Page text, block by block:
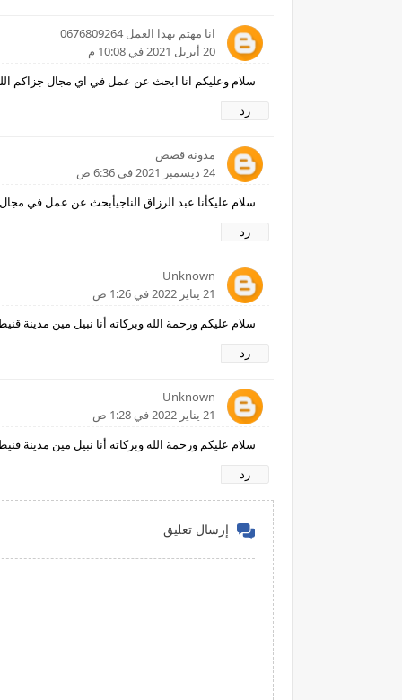
انا مهتم بهذا العمل 0676809264
20 أبريل 2021 في 10:08 م
سلام وعليكم انا ابحث عن عمل في اي مجال جزاكم الله خيرا
رد
مدونة قصص
24 ديسمبر 2021 في 6:36 ص
سلام عليكأنا عبد الرزاق الناجيأبحث عن عمل في مجال
رد
Unknown
21 يناير 2022 في 1:26 ص
سلام عليكم ورحمة الله وبركاته أنا نبيل مين
رد
Unknown
21 يناير 2022 في 1:28 ص
سلام عليكم ورحمة الله وبركاته أنا نبيل مين مدينة
رد
إرسال تعليق